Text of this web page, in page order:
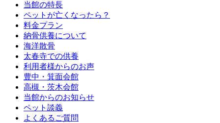
当館の特長
ペットが亡くなったら？
料金プラン
納骨供養について
海洋散骨
太春寺での供養
利用者様からのお声
豊中・箕面会館
高槻・茨木会館
当館からのお知らせ
ペット談義
よくあるご質問